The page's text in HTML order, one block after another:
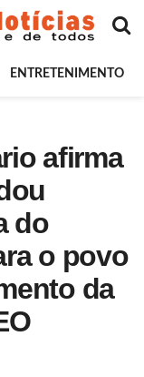
ENTRETENIMENTO
afirma
do
o povo
da